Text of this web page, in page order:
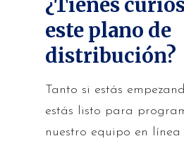
este plano de
distribución?
Tanto si estás
estás listo para
nuestro equipo en